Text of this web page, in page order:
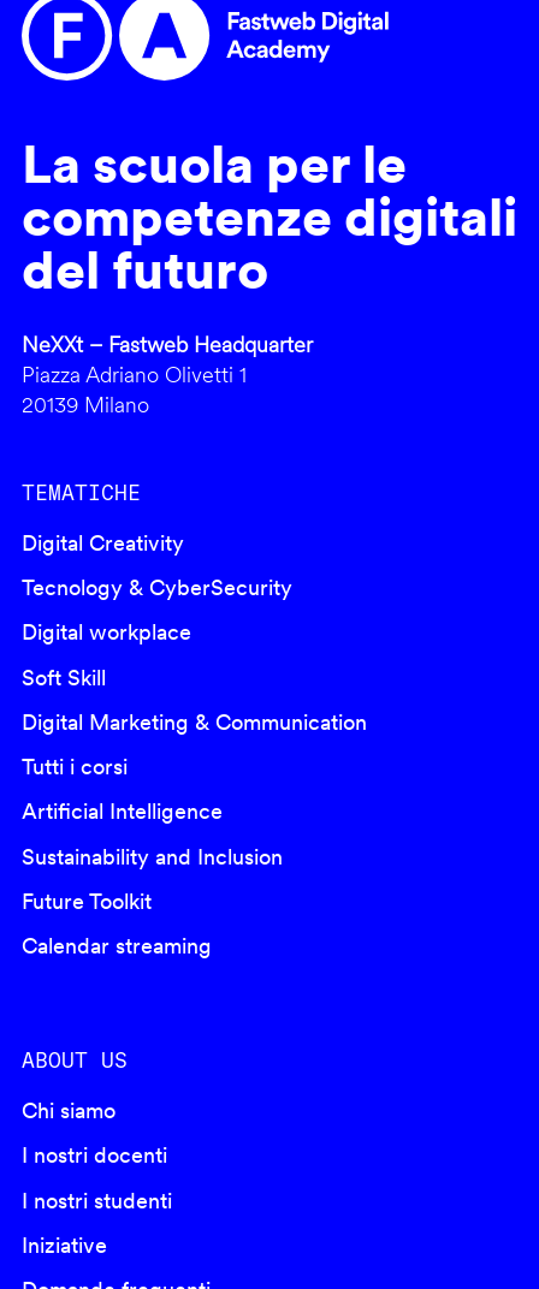
La scuola per le
competenze digitali
del futuro
NeXXt – Fastweb Headquarter
Piazza Adriano Olivetti 1
20139 Milano
TEMATICHE
Digital Creativity
Tecnology & CyberSecurity
Digital workplace
Soft Skill
Digital Marketing & Communication
Tutti i corsi
Artificial Intelligence
Sustainability and Inclusion
Future Toolkit
Calendar streaming
ABOUT US
Chi siamo
I nostri docenti
I nostri studenti
Iniziative